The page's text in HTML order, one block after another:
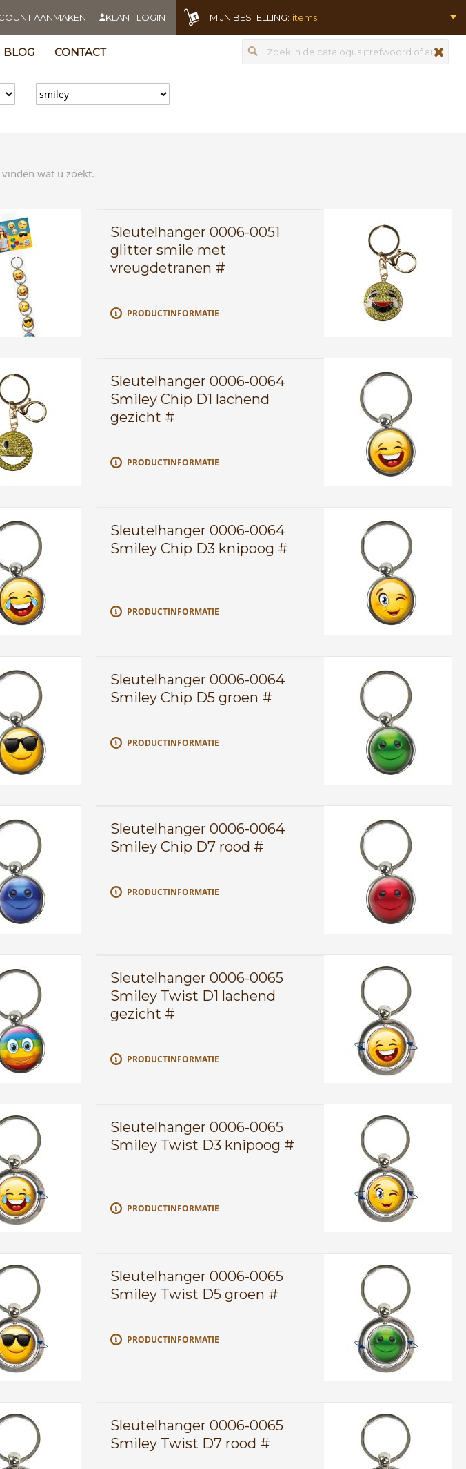
AANMAKEN KLANT LOGIN MIJN BESTELLING: items
BLOG CONTACT Zoeken
wat u zoekt.
Sleutelhanger 0006-0051
glitter smile met
vreugdetranen #
PRODUCTINFORMATIE
Sleutelhanger 0006-0064
Smiley Chip D1 lachend
gezicht #
PRODUCTINFORMATIE
Sleutelhanger 0006-0064
Smiley Chip D3 knipoog #
PRODUCTINFORMATIE
Sleutelhanger 0006-0064
Smiley Chip D5 groen #
PRODUCTINFORMATIE
Sleutelhanger 0006-0064
Smiley Chip D7 rood #
PRODUCTINFORMATIE
Sleutelhanger 0006-0065
Smiley Twist D1 lachend
gezicht #
PRODUCTINFORMATIE
Sleutelhanger 0006-0065
Smiley Twist D3 knipoog #
PRODUCTINFORMATIE
Sleutelhanger 0006-0065
Smiley Twist D5 groen #
PRODUCTINFORMATIE
Sleutelhanger 0006-0065
Smiley Twist D7 rood #